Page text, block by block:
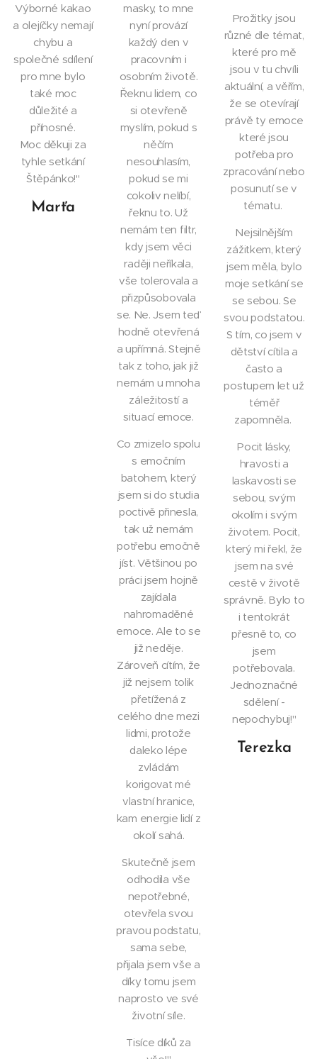
Výborné kakao
a olejíčky nemají
chybu a
společné sdílení
pro mne bylo
také moc
důležité a
přínosné.
Moc děkuji za
tyhle setkání
Štěpánko!"
Marťa
masky, to mne
nyní provází
každý den v
pracovním i
osobním životě.
Řeknu lidem, co
si otevřeně
myslím, pokud s
něčím
nesouhlasím,
pokud se mi
cokoliv nelíbí,
řeknu to. Už
nemám ten filtr,
kdy jsem věci
raději neříkala,
vše tolerovala a
přizpůsobovala
se. Ne. Jsem teď
hodně otevřená
a upřímná. Stejně
tak z toho, jak již
nemám u mnoha
záležitostí a
situací emoce.
Co zmizelo spolu
s emočním
batohem, který
jsem si do studia
poctivě přinesla,
tak už nemám
potřebu emočně
jíst. Většinou po
práci jsem hojně
zajídala
nahromaděné
emoce. Ale to se
již neděje.
Zároveň cítím, že
již nejsem tolik
přetížená z
celého dne mezi
lidmi, protože
daleko lépe
zvládám
korigovat mé
vlastní hranice,
kam energie lidí z
okolí sahá.
Skutečně jsem
odhodila vše
nepotřebné,
otevřela svou
pravou podstatu,
sama sebe,
přijala jsem vše a
díky tomu jsem
naprosto ve své
životní síle.
Tisíce díků za
Prožitky jsou
různé dle témat,
které pro mě
jsou v tu chvíli
aktuální, a věřím,
že se otevírají
právě ty emoce
které jsou
potřeba pro
zpracování nebo
posunutí se v
tématu.
Nejsilnějším
zážitkem, který
jsem měla, bylo
moje setkání se
se sebou. Se
svou podstatou.
S tím, co jsem v
dětství cítila a
často a
postupem let už
téměř
zapomněla.
Pocit lásky,
hravosti a
laskavosti se
sebou, svým
okolím i svým
životem. Pocit,
který mi řekl, že
jsem na své
cestě v životě
správně. Bylo to
i tentokrát
přesně to, co
jsem
potřebovala.
Jednoznačné
sdělení -
nepochybuj!"
Terezka